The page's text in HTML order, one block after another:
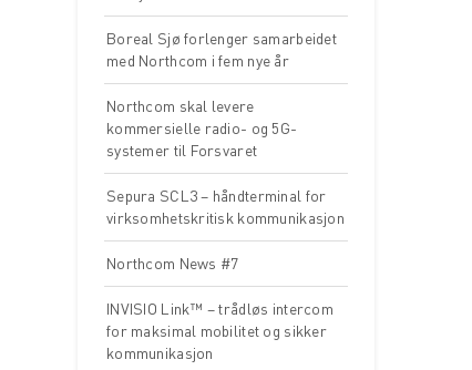
Boreal Sjø forlenger samarbeidet
med Northcom i fem nye år
Northcom skal levere
kommersielle radio- og 5G-
systemer til Forsvaret
Sepura SCL3 – håndterminal for
virksomhetskritisk kommunikasjon
Northcom News #7
INVISIO Link™ – trådløs intercom
for maksimal mobilitet og sikker
kommunikasjon